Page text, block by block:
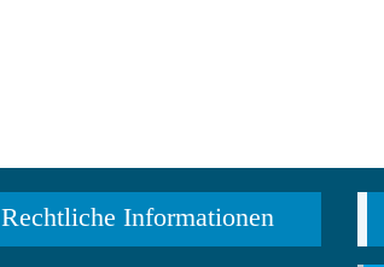
Rechtliche Informationen